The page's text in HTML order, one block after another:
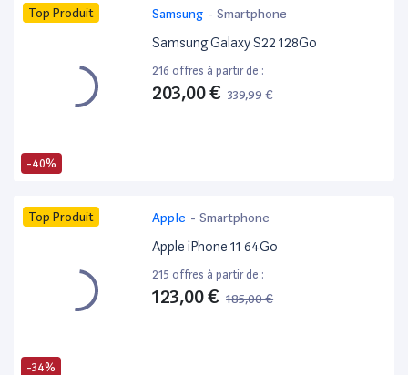
-40%
Top Produit Samsung - Smartphone
Samsung Galaxy S22 128Go
216 offres à partir de :
203,00 € 339,99 €
-34%
Top Produit Apple - Smartphone
Apple iPhone 11 64Go
215 offres à partir de :
123,00 € 185,00 €